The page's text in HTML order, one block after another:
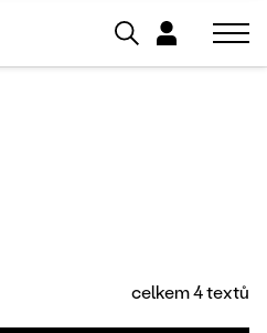
celkem 4 textů